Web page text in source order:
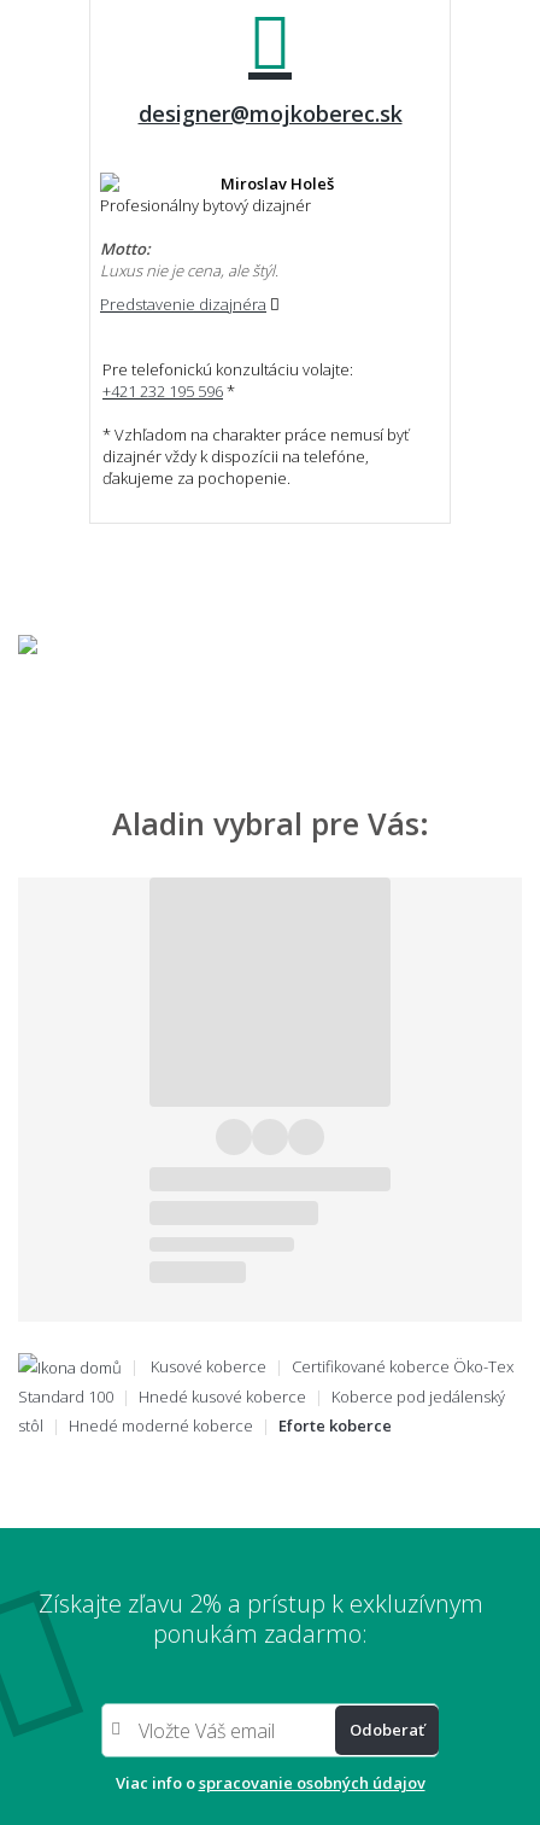
designer@mojkoberec.sk
Miroslav Holeš
Profesionálny bytový dizajnér
Motto:
Luxus nie je cena, ale štýl.
Predstavenie dizajnéra
Pre telefonickú konzultáciu volajte:
+421 232 195 596*
* Vzhľadom na charakter práce nemusí byť
dizajnér vždy k dispozícii na telefóne,
ďakujeme za pochopenie.
Aladin vybral pre Vás:
Kusové koberce
Certifikované koberce Öko-Tex
Standard 100
Hnedé kusové koberce
Koberce pod jedálenský
stôl
Hnedé moderné koberce Eforte koberce
Získajte zľavu 2% a prístup k exkluzívnym
ponukám zadarmo:
Odoberať
Viac info ospracovanie osobných údajov